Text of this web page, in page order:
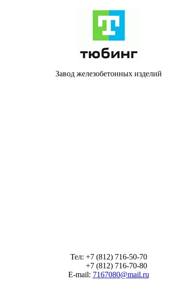
Завод железобетонных изделий
Тел: +7 (812) 716-50-70
+7 (812) 716-70-80
E-mail: 7167080@mail.ru